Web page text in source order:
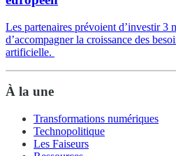
Les partenaires prévoient d’investir 3
d’accompagner la croissance des
artificielle.
À la une
Transformations numériques
Technopolitique
Les Faiseurs